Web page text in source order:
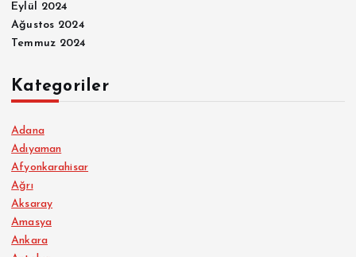
Eylül 2024
Ağustos 2024
Temmuz 2024
Kategoriler
Adana
Adıyaman
Afyonkarahisar
Ağrı
Aksaray
Amasya
Ankara